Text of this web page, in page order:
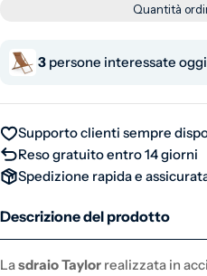
Quantità
3 persone interessate oggi
Supporto clienti sempre
Reso gratuito entro 14 giorni
Spedizione rapida e
Descrizione del prodotto
Lasdraio Taylor realizzata in